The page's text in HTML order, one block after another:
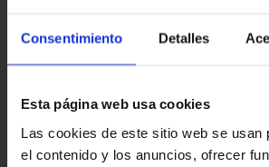
Consentimiento Detalles
Esta página web usa cookies
Las cookies de este sitio web se usan
el contenido y los anuncios, ofrecer